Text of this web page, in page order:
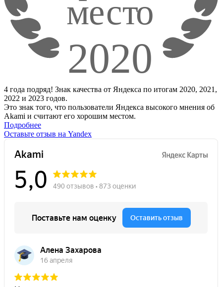
4 года подряд! Знак качества от Яндекса по итогам 2020, 2021,
2022 и 2023 годов.
Это знак того, что пользователи Яндекса высокого мнения об
Akami и считают его хорошим местом.
Подробнее
Оставьте отзыв на Yandex